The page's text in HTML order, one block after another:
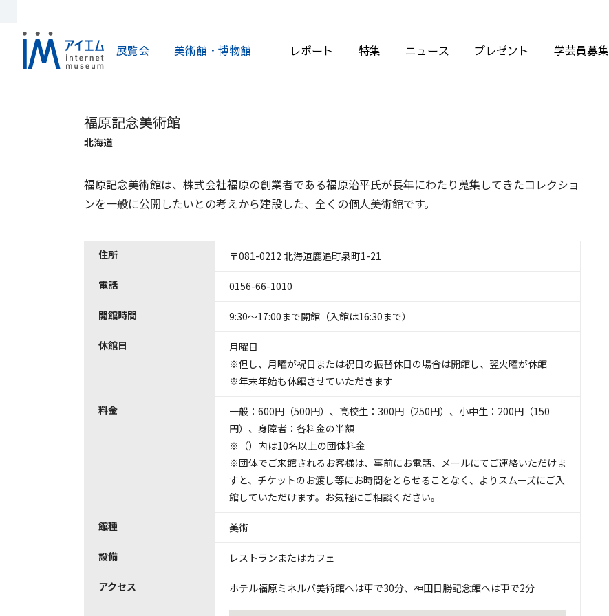
展覧会 美術館・博物館 レポート 特集 ニュース プレゼント 学芸員募集
福原記念美術館
北海道
福原記念美術館は、株式会社福原の創業者である福原治平氏が長年にわたり蒐集してきたコレクショ
ンを一般に公開したいとの考えから建設した、全くの個人美術館です。
住所 〒081-0212 北海道鹿追町泉町1-21
電話 0156-66-1010
開館時間 9:30～17:00まで開館（入館は16:30まで）
休館日
月曜日
※但し、月曜が祝日または祝日の振替休日の場合は開館し、翌火曜が休館
※年末年始も休館させていただきます
料金
一般：600円（500円）、高校生：300円（250円）、小中生：200円（150
円）、身障者：各料金の半額
※（）内は10名以上の団体料金
※団体でご来館されるお客様は、事前にお電話、メールにてご連絡いただけま
すと、チケットのお渡し等にお時間をとらせることなく、よりスムーズにご入
館していただけます。お気軽にご相談ください。
館種 美術
設備 レストランまたはカフェ
アクセス ホテル福原ミネルバ美術館へは車で30分、神田日勝記念館へは車で2分